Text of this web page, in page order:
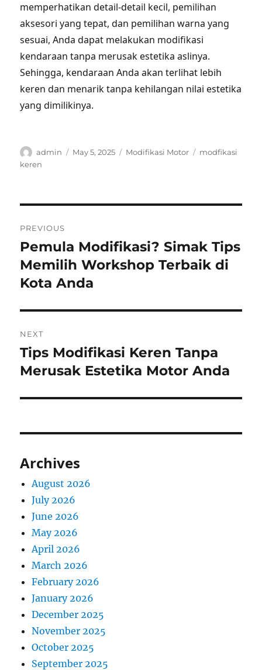
memperhatikan detail-detail kecil, pemilihan
aksesori yang tepat, dan pemilihan warna yang
sesuai, Anda dapat melakukan modifikasi
kendaraan tanpa merusak estetika aslinya.
Sehingga, kendaraan Anda akan terlihat lebih
keren dan menarik tanpa kehilangan nilai estetika
yang dimilikinya.
Author
admin
Posted
May 5, 2025 Categories
Modifikasi Motor Tags
modfikasi
keren
navigation
PREVIOUS
Previous
post:
Pemula Modifikasi? Simak Tips
Memilih Workshop Terbaik di
Kota Anda
NEXT
Next
post:
Tips Modifikasi Keren Tanpa
Merusak Estetika Motor Anda
Archives
August 2026
July 2026
June 2026
May 2026
April 2026
March 2026
February 2026
January 2026
December 2025
November 2025
October 2025
September 2025